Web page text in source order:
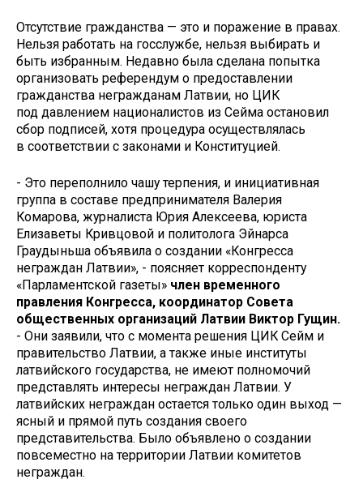
Отсутствие гражданства — это и поражение в правах.
Нельзя работать на госслужбе, нельзя выбирать и
быть избранным. Недавно была сделана попытка
организовать референдум о предоставлении
гражданства негражданам Латвии, но ЦИК
под давлением националистов из Сейма остановил
сбор подписей, хотя процедура осуществлялась
в соответствии с законами и Конституцией.
- Это переполнило чашу терпения, и инициативная
группа в составе предпринимателя Валерия
Комарова, журналиста Юрия Алексеева, юриста
Елизаветы Кривцовой и политолога Эйнарса
Граудыньша объявила о создании «Конгресса
неграждан Латвии», - поясняет корреспонденту
«Парламентской газеты» член временного
правления Конгресса, координатор Совета
общественных организаций Латвии Виктор Гущин.
- Они заявили, что с момента решения ЦИК Сейм и
правительство Латвии, а также иные институты
латвийского государства, не имеют полномочий
представлять интересы неграждан Латвии. У
латвийских неграждан остается только один выход —
ясный и прямой путь создания своего
представительства. Было объявлено о создании
повсеместно на территории Латвии комитетов
неграждан.